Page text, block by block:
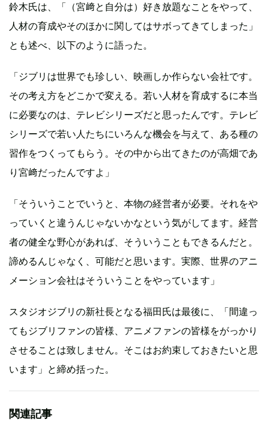
鈴木氏は、「（宮﨑と自分は）好き放題なことをやって、
人材の育成やそのほかに関してはサボってきてしまった」
とも述べ、以下のように語った。
「ジブリは世界でも珍しい、映画しか作らない会社です。
その考え方をどこかで変える。若い人材を育成するに本当
に必要なのは、テレビシリーズだと思ったんです。テレビ
シリーズで若い人たちにいろんな機会を与えて、ある種の
習作をつくってもらう。その中から出てきたのが高畑であ
り宮﨑だったんですよ」
「そういうことでいうと、本物の経営者が必要。それをや
っていくと違うんじゃないかなという気がしてます。経営
者の健全な野心があれば、そういうこともできるんだと。
諦めるんじゃなく、可能だと思います。実際、世界のアニ
メーション会社はそういうことをやっています」
スタジオジブリの新社長となる福田氏は最後に、「間違っ
てもジブリファンの皆様、アニメファンの皆様をがっかり
させることは致しません。そこはお約束しておきたいと思
います」と締め括った。
関連記事